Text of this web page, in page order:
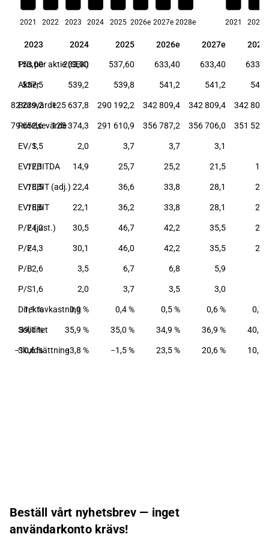
2021 2022 2023 2024 2025 2026e 2027e 2028e 2021 2022
2023 2024 2025 2026e 2027e
2023 2024 2025 2026e 2027e
Pris per aktie (SEK)
153,00 233,00 537,60 633,40 633,40
Aktier
537,5 539,2 539,8 541,2 541,2
Börsvärde
82 239,2 125 637,8 290 192,2 342 809,4 342 809,4 342
Rörelsevärde
79 652,6 125 374,3 291 610,9 356 787,2 356 706,0 351
EV/S1,5 2,0 3,7 3,7 3,1
EV/EBITDA
12,1 14,9 25,7 25,2 21,5
EV/EBIT (adj.)
18,5 22,4 36,6 33,8 28,1
EV/EBIT
18,6 22,1 36,2 33,8 28,1
P/E (just.)
24,2 30,5 46,7 42,2 35,5
P/E24,3 30,1 46,0 42,2 35,5
P/B2,6 3,5 6,7 6,8 5,9
P/S1,6 2,0 3,7 3,5 3,0
Direktavkastning
1,1 % 0,9 % 0,4 % 0,5 % 0,6 % 0,7
Soliditet
39,1 % 35,9 % 35,0 % 34,9 % 36,9 % 40,1
Skuldsättning
−10,6 % −3,8 % −1,5 % 23,5 % 20,6 % 10,5
Beställ vårt nyhetsbrev — inget
användarkonto krävs!